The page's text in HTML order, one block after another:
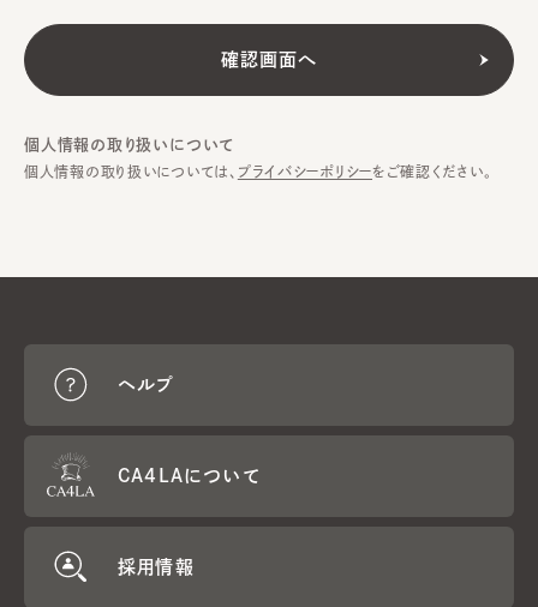
個人情報の取り扱いについて
個人情報の取り扱いについては、 プライバシーポリシーをご確認ください。
ヘルプ
CA4LAについて
採用情報